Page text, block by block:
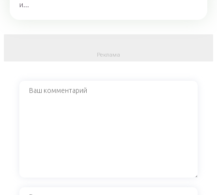
и...